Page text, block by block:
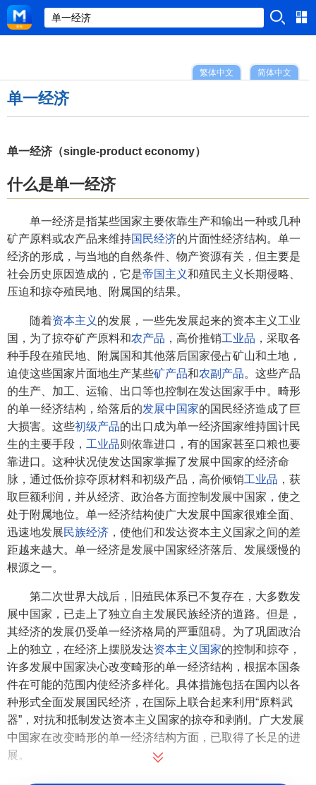
简体中文
繁体中文
单一经济
单一经济（single-product economy）
什么是单一经济
单一经济是指某些国家主要依靠生产和输出一种或几种
矿产原料或农产品来维持国民经济的片面性经济结构。单一
经济的形成，与当地的自然条件、物产资源有关，但主要是
社会历史原因造成的，它是帝国主义和殖民主义长期侵略、
压迫和掠夺殖民地、附属国的结果。
随着资本主义 的发展，一些先发展起来的资本主义工业
国，为了掠夺矿产原料和农产品 ，高价推销工业品 ，采取各
种手段在殖民地、附属国和其他落后国家侵占矿山和土地，
迫使这些国家片面地生产某些矿产品和农副产品。这些产品
的生产、加工、运输、出口等也控制在发达国家手中。畸形
的单一经济结构，给落后的发展中国家的国民经济造成了巨
大损害。这些初级产品的出口成为单一经济国家维持国计民
生的主要手段， 工业品则依靠进口，有的国家甚至口粮也要
靠进口。这种状况使发达国家掌握了发展中国家的经济命
脉，通过低价掠夺原材料和初级产品，高价倾销工业品 ，获
取巨额利润，并从经济、政治各方面控制发展中国家，使之
处于附属地位。单一经济结构使广大发展中国家很难全面、
迅速地发展民族经济 ，使他们和发达资本主义国家之间的差
距越来越大。单一经济是发展中国家经济落后、发展缓慢的
根源之一。
第二次世界大战后，旧殖民体系已不复存在，大多数发
展中国家，已走上了独立自主发展民族经济的道路。但是，
其经济的发展仍受单一经济格局的严重阻碍。为了巩固政治
上的独立，在经济上摆脱发达资本主义国家的控制和掠夺，
许多发展中国家决心改变畸形的单一经济结构，根据本国条
件在可能的范围内使经济多样化。具体措施包括在国内以各
种形式全面发展国民经济，在国际上联合起来利用“原料武
器”，对抗和抵制发达资本主义国家的掠夺和剥削。广大发展
中国家在改变畸形的单一经济结构方面，已取得了长足的进
展。